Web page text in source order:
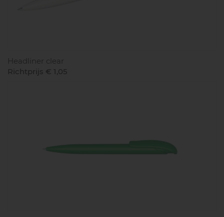
Headliner clear
Richtprijs € 1,05